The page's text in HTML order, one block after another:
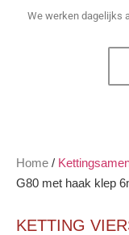
We werken dagelijks
Home /
G80 met haak klep
KETTING